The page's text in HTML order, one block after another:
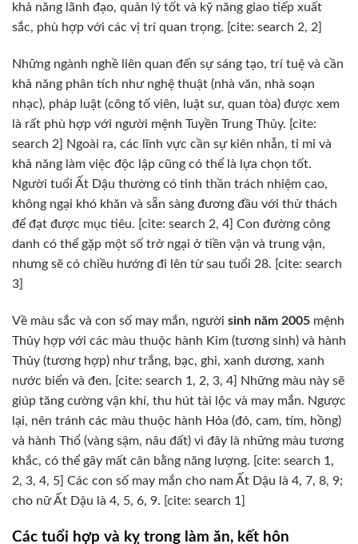
khả năng lãnh đạo, quản lý tốt và kỹ năng giao tiếp xuất
sắc, phù hợp với các vị trí quan trọng. [cite: search 2, 2]
Những ngành nghề liên quan đến sự sáng tạo, trí tuệ và cần
khả năng phân tích như nghệ thuật (nhà văn, nhà soạn
nhạc), pháp luật (công tố viên, luật sư, quan tòa) được xem
là rất phù hợp với người mệnh Tuyền Trung Thủy. [cite:
search 2] Ngoài ra, các lĩnh vực cần sự kiên nhẫn, tỉ mỉ và
khả năng làm việc độc lập cũng có thể là lựa chọn tốt.
Người tuổi Ất Dậu thường có tinh thần trách nhiệm cao,
không ngại khó khăn và sẵn sàng đương đầu với thử thách
để đạt được mục tiêu. [cite: search 2, 4] Con đường công
danh có thể gặp một số trở ngại ở tiền vận và trung vận,
nhưng sẽ có chiều hướng đi lên từ sau tuổi 28. [cite: search
3]
Về màu sắc và con số may mắn, người sinh năm 2005 mệnh
Thủy hợp với các màu thuộc hành Kim (tương sinh) và hành
Thủy (tương hợp) như trắng, bạc, ghi, xanh dương, xanh
nước biển và đen. [cite: search 1, 2, 3, 4] Những màu này sẽ
giúp tăng cường vận khí, thu hút tài lộc và may mắn. Ngược
lại, nên tránh các màu thuộc hành Hỏa (đỏ, cam, tím, hồng)
và hành Thổ (vàng sậm, nâu đất) vì đây là những màu tương
khắc, có thể gây mất cân bằng năng lượng. [cite: search 1,
2, 3, 4, 5] Các con số may mắn cho nam Ất Dậu là 4, 7, 8, 9;
cho nữ Ất Dậu là 4, 5, 6, 9. [cite: search 1]
Các tuổi hợp và kỵ trong làm ăn, kết hôn